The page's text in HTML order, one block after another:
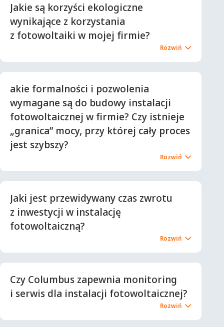
Jakie są korzyści ekologiczne
wynikające z korzystania
z fotowoltaiki w mojej firmie?
akie formalności i pozwolenia
wymagane są do budowy instalacji
fotowoltaicznej w firmie? Czy istnieje
„granica” mocy, przy której cały proces
jest szybszy?
Jaki jest przewidywany czas zwrotu
z inwestycji w instalację
fotowoltaiczną?
Czy Columbus zapewnia monitoring
i serwis dla instalacji fotowoltaicznej?